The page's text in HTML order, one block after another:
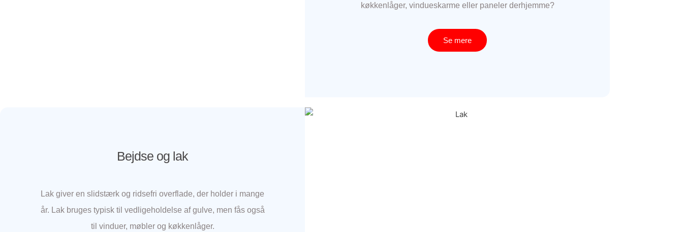
køkkenlåger, vindueskarme eller paneler derhjemme?
Se mere
Bejdse og lak
Lak giver en slidstærk og ridsefri overflade, der holder i mange
år. Lak bruges typisk til vedligeholdelse af gulve, men fås også
til vinduer, møbler og køkkenlåger.